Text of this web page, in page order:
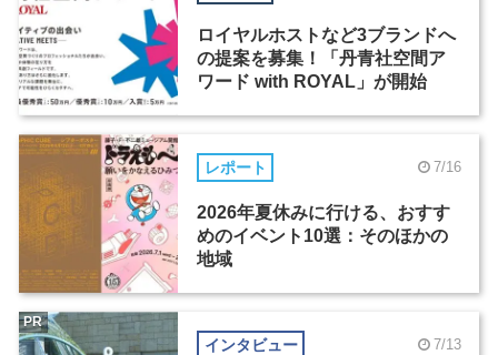
ロイヤルホストなど3ブランドへ
の提案を募集！「丹青社空間ア
ワード with ROYAL」が開始
レポート 7/16
2026年夏休みに行ける、おすす
めのイベント10選：そのほかの
地域
インタビュー 7/13
PR